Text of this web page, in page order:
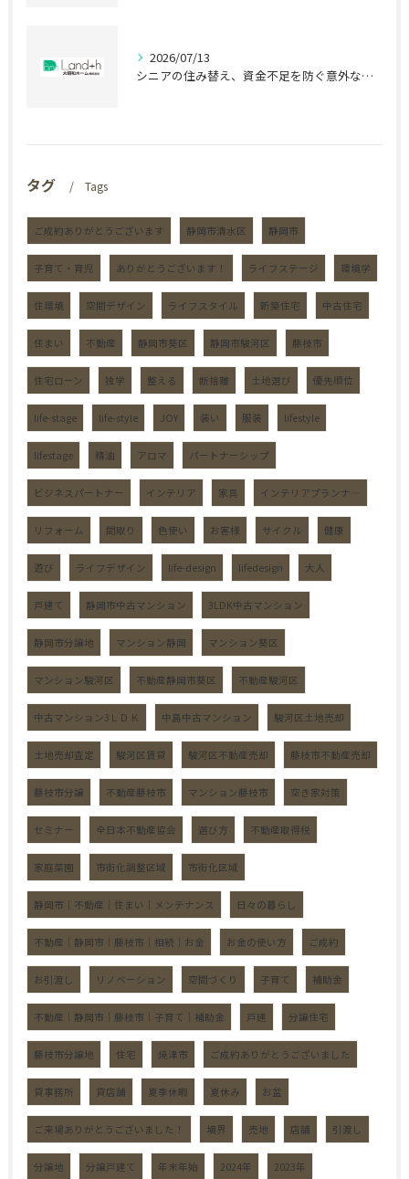
2026/07/13
シニアの住み替え、資金不足を防ぐ意外な盲点
タグ Tags
ご成約ありがとうございます 静岡市清水区 静岡市
子育て・育児 ありがとうございます！ ライフステージ 環境学
住環境 空間デザイン ライフスタイル 新築住宅 中古住宅
住まい 不動産 静岡市葵区 静岡市駿河区 藤枝市
住宅ローン 独学 整える 断捨離 土地選び 優先順位
life-stage life-style JOY 装い 服装 lifestyle
lifestage 精油 アロマ パートナーシップ
ビジネスパートナー インテリア 家具 インテリアプランナ―
リフォーム 間取り 色使い お客様 サイクル 健康
遊び ライフデザイン life-design lifedesign 大人
戸建て 静岡市中古マンション 3LDK中古マンション
静岡市分譲地 マンション静岡 マンション葵区
マンション駿河区 不動産静岡市葵区 不動産駿河区
中古マンション3ＬＤＫ 中島中古マンション 駿河区土地売却
土地売却査定 駿河区賃貸 駿河区不動産売却 藤枝市不動産売却
藤枝市分譲 不動産藤枝市 マンション藤枝市 空き家対策
セミナー 全日本不動産協会 選び方 不動産取得税
家庭菜園 市街化調整区域 市街化区域
静岡市｜不動産｜住まい｜メンテナンス 日々の暮らし
不動産｜静岡市｜藤枝市｜相続｜お金 お金の使い方 ご成約
お引渡し リノベーション 空間づくり 子育て 補助金
不動産｜静岡市｜藤枝市｜子育て｜補助金 戸建 分譲住宅
藤枝市分譲地 住宅 焼津市 ご成約ありがとうございました
貸事務所 貸店舗 夏季休暇 夏休み お盆
ご来場ありがとうございました！ 境界 売地 店舗 引渡し
分譲地 分譲戸建て 年末年始 2024年 2023年